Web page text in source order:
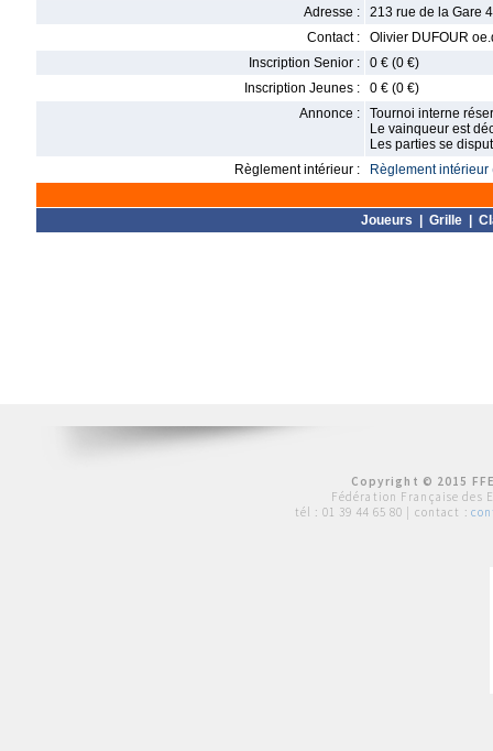
Adresse :
213 rue de la Gare
Contact :
Olivier DUFOUR
Inscription Senior :
0 € (0 €)
Inscription Jeunes :
0 € (0 €)
Annonce :
Tournoi interne
Le vainqueur est
Les parties se
Règlement intérieur :
Règlement intérieur
Joueurs Grille|
Copyright © 2015
Fédération Française des
tél : 01 39 44 65 80 | contact :